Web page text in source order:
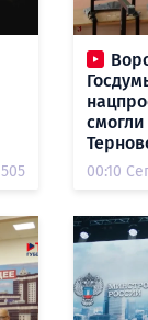
505 00:10